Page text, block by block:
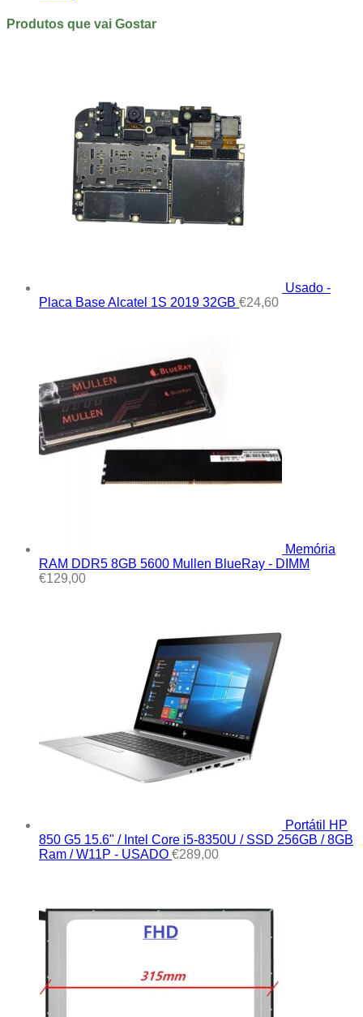
Produtos que vai Gostar
Usado -
Placa Base Alcatel 1S 2019 32GB €24,60
Memória
RAM DDR5 8GB 5600 Mullen BlueRay - DIMM
€129,00
Portátil HP
850 G5 15.6" / Intel Core i5-8350U / SSD 256GB / 8GB
Ram / W11P - USADO €289,00